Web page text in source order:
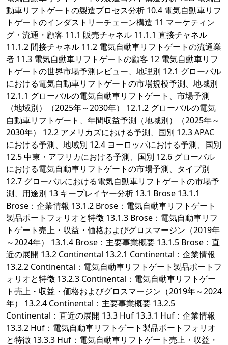
動車リフトゲートの製造プロセス分析 10.4 電気自動車リフ
トゲートのインダストリーチェーン構造 11 マーケティン
グ・流通・顧客 11.1 販売チャネル 11.1.1 直接チャネル
11.1.2 間接チャネル 11.2 電気自動車リフトゲートの流通業
者 11.3 電気自動車リフトゲートの顧客 12 電気自動車リフ
トゲートの世界市場予測レビュー、地理別 12.1 グローバル
における電気自動車リフトゲートの市場規模予測、地域別
12.1.1 グローバルの電気自動車リフトゲート、市場予測
（地域別）（2025年～2030年） 12.1.2 グローバルの電気
自動車リフトゲート、年間収益予測（地域別）（2025年～
2030年） 12.2 アメリカズにおける予測、国別 12.3 APAC
における予測、地域別 12.4 ヨーロッパにおける予測、国別
12.5 中東・アフリカにおける予測、国別 12.6 グローバル
における電気自動車リフトゲートの市場予測、タイプ別
12.7 グローバルにおける電気自動車リフトゲートの市場予
測、用途別 13 キープレイヤー分析 13.1 Brose 13.1.1
Brose：企業情報 13.1.2 Brose：電気自動車リフトゲート
製品ポートフォリオと特徴 13.1.3 Brose：電気自動車リフ
トゲート売上・収益・価格およびグロスマージン（2019年
～2024年） 13.1.4 Brose：主要事業概要 13.1.5 Brose：直
近の展開 13.2 Continental 13.2.1 Continental：企業情報
13.2.2 Continental：電気自動車リフトゲート製品ポートフ
ォリオと特徴 13.2.3 Continental：電気自動車リフトゲー
ト売上・収益・価格およびグロスマージン（2019年～2024
年） 13.2.4 Continental：主要事業概要 13.2.5
Continental：直近の展開 13.3 Huf 13.3.1 Huf：企業情報
13.3.2 Huf：電気自動車リフトゲート製品ポートフォリオ
と特徴 13.3.3 Huf：電気自動車リフトゲート売上・収益・